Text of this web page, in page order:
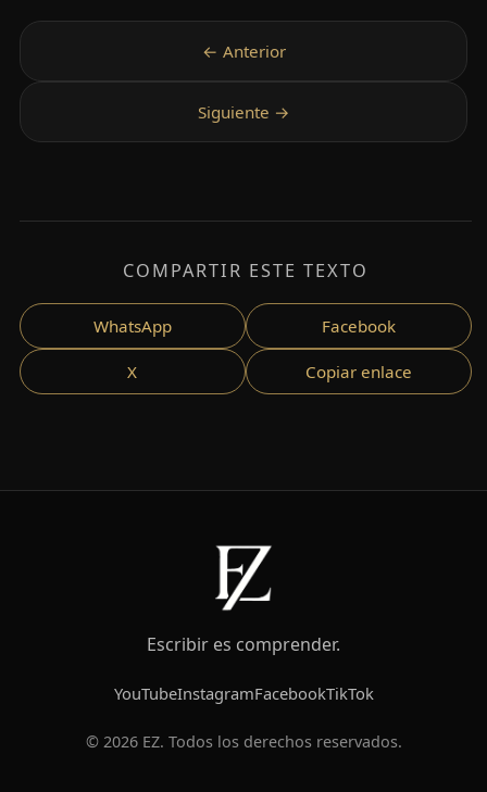
COMPARTIR ESTE TEXTO
WhatsApp Facebook
X Copiar enlace
Escribir es comprender.
YouTubeInstagramFacebookTikTok
© 2026 EZ. Todos los derechos reservados.